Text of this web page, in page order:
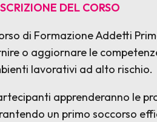
DEL CORSO
di Formazione Addetti
o aggiornare le
lavorativi ad alto rischio.
apprenderanno le
un primo soccorso